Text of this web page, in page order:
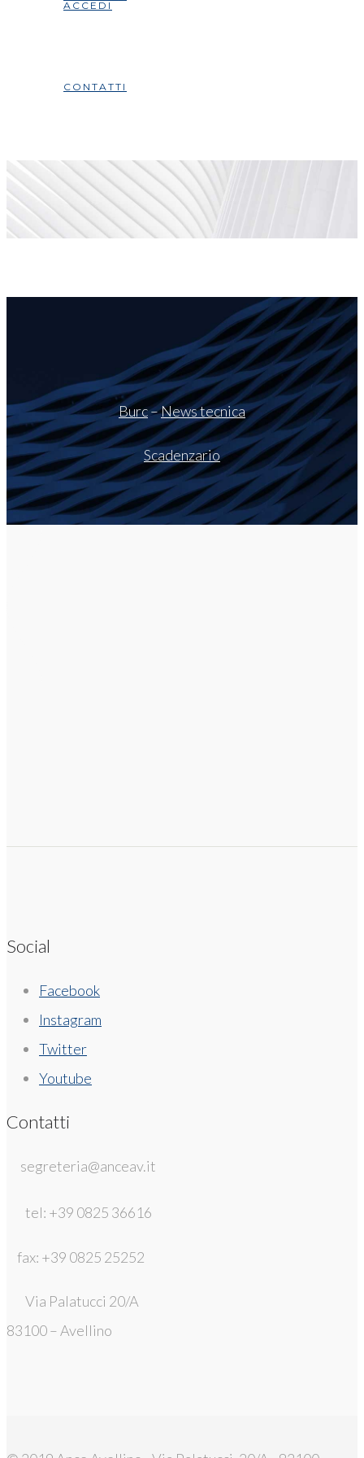
ACCEDI
CONTATTI
Burc–News tecnica
Scadenzario
Social
Facebook
Instagram
Twitter
Youtube
Contatti
segreteria@anceav.it
tel: +39 0825 36616
fax: +39 0825 25252
Via Palatucci 20/A
83100 – Avellino